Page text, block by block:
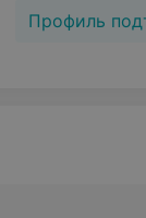
Профиль